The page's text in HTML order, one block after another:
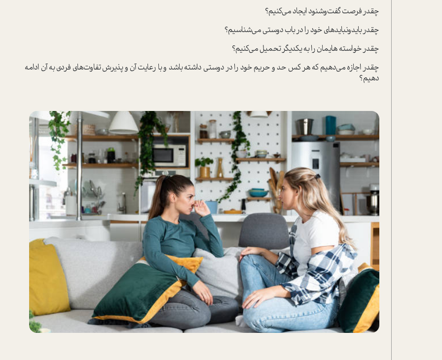
چقدر فرصت گفت‌و‌شنود ایجاد می‌کنیم؟
چقدر بایدونباید‌های خود را در باب دوستی می‌شناسیم؟
چقدر خواسته هایمان را به یکدیگر تحمیل می‌کنیم؟
چقدر اجازه می‌دهیم که هر کس حد و حریم خود را در دوستی داشته باشد و با رعایت آن و پذیرش تفاوت‌های فردی به آن ادامه
دهیم؟